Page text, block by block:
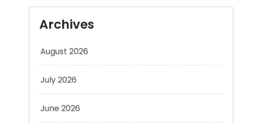
Archives
July 2026
June 2026